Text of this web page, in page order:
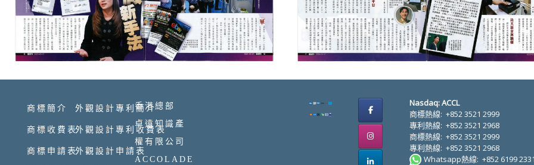
商標簡介
商標收費表
商標申請表
外觀設計專利簡介
外觀設計專利收費表
外觀設計申請表
香港總部
卓遠知識產
權有限公司
ACCOLADE
Nasdaq: ACCL
商標熱線: +852 3521 2999
專利熱線: +852 3521 2968
商標熱線: +852 3521 2999
專利熱線: +852 3521 2968
Whatsapp熱線: +852 6199